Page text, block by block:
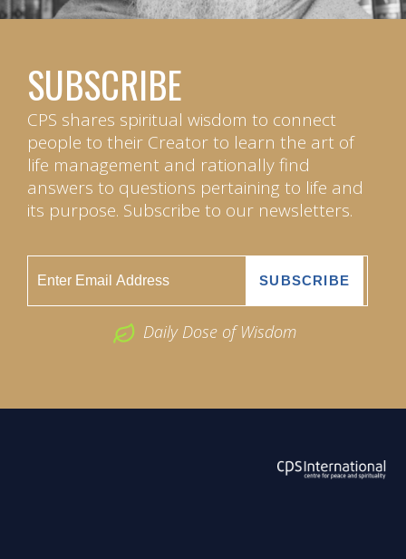
SUBSCRIBE
CPS shares spiritual wisdom to connect
people to their Creator to learn the art of
life management and rationally find
answers to questions pertaining to life and
its purpose. Subscribe to our newsletters.
Daily Dose of Wisdom